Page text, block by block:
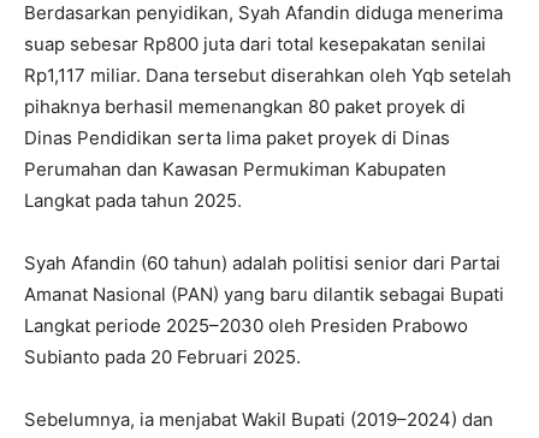
Berdasarkan penyidikan, Syah Afandin diduga menerima
suap sebesar Rp800 juta dari total kesepakatan senilai
Rp1,117 miliar. Dana tersebut diserahkan oleh Yqb setelah
pihaknya berhasil memenangkan 80 paket proyek di
Dinas Pendidikan serta lima paket proyek di Dinas
Perumahan dan Kawasan Permukiman Kabupaten
Langkat pada tahun 2025.
Syah Afandin (60 tahun) adalah politisi senior dari Partai
Amanat Nasional (PAN) yang baru dilantik sebagai Bupati
Langkat periode 2025–2030 oleh Presiden Prabowo
Subianto pada 20 Februari 2025.
Sebelumnya, ia menjabat Wakil Bupati (2019–2024) dan